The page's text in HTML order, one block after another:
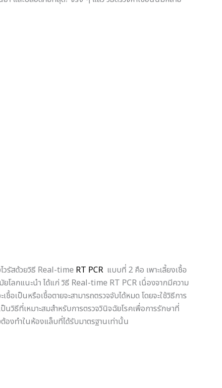
วรัสด้วยวิธี Real-time RT PCR แบบที่ 2 คือ เพาะเลี้ยงเชื้อ
โลกแนะนำ ได้แก่ วิธี Real-time RT PCR เนื่องจากมีความ
เป็นหรือเชื้อตายจะสามารถตรวจจับได้หมด โดยจะใช้วิธีการ
วิธีที่เหมาะสมสำหรับการตรวจวินิจฉัยโรคเพื่อการรักษาที่
องทำในห้องแล็บที่ได้รับมาตรฐานเท่านั้น